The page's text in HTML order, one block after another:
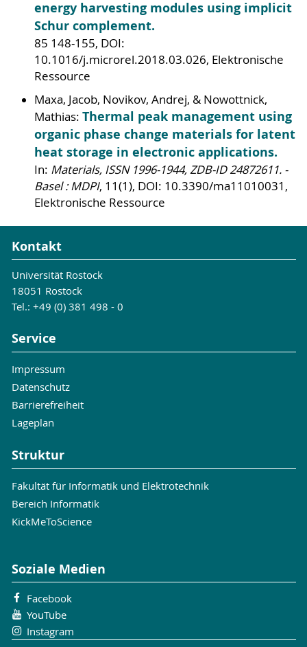
energy harvesting modules using implicit
Schur complement.
85 148-155, DOI:
10.1016/j.microrel.2018.03.026, Elektronische
Ressource
Maxa, Jacob, Novikov, Andrej, & Nowottnick,
Mathias: Thermal peak management using
organic phase change materials for latent
heat storage in electronic applications.
In: Materials, ISSN 1996-1944, ZDB-ID 24872611. -
Basel : MDPI, 11(1), DOI: 10.3390/ma11010031,
Elektronische Ressource
Kontakt
Universität Rostock
18051 Rostock
Tel.: +49 (0) 381 498 - 0
Service
Impressum
Datenschutz
Barrierefreiheit
Lageplan
Struktur
Fakultät für Informatik und Elektrotechnik
Bereich Informatik
KickMeToScience
Soziale Medien
Facebook
YouTube
Instagram